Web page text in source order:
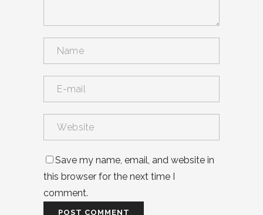
Save my name, email, and website in
this browser for the next time I
comment.